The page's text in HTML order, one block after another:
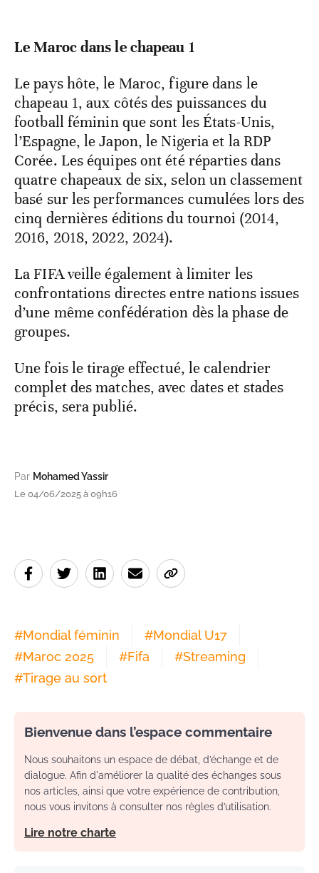
Le Maroc dans le chapeau 1
Le pays hôte, le Maroc, figure dans le
chapeau 1, aux côtés des puissances du
football féminin que sont les États-Unis,
l’Espagne, le Japon, le Nigeria et la RDP
Corée. Les équipes ont été réparties dans
quatre chapeaux de six, selon un classement
basé sur les performances cumulées lors des
cinq dernières éditions du tournoi (2014,
2016, 2018, 2022, 2024).
La FIFA veille également à limiter les
confrontations directes entre nations issues
d’une même confédération dès la phase de
groupes.
Une fois le tirage effectué, le calendrier
complet des matches, avec dates et stades
précis, sera publié.
Par Mohamed Yassir
Le 04/06/2025 à 09h16
#Mondial féminin #Mondial U17
#Maroc 2025 #Fifa #Streaming
#Tirage au sort
Bienvenue dans l’espace commentaire
Nous souhaitons un espace de débat, d’échange et de
dialogue. Afin d'améliorer la qualité des échanges sous
nos articles, ainsi que votre expérience de contribution,
nous vous invitons à consulter nos règles d’utilisation.
Lire notre charte